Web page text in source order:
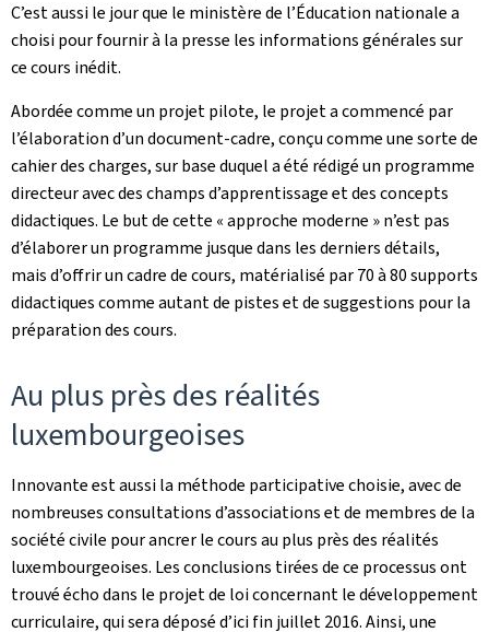
C’est aussi le jour que le ministère de l’Éducation nationale a
choisi pour fournir à la presse les informations générales sur
ce cours inédit.
Abordée comme un projet pilote, le projet a commencé par
l’élaboration d’un document-cadre, conçu comme une sorte de
cahier des charges, sur base duquel a été rédigé un programme
directeur avec des champs d’apprentissage et des concepts
didactiques. Le but de cette « approche moderne » n’est pas
d’élaborer un programme jusque dans les derniers détails,
mais d’offrir un cadre de cours, matérialisé par 70 à 80 supports
didactiques comme autant de pistes et de suggestions pour la
préparation des cours.
Au plus près des réalités
luxembourgeoises
Innovante est aussi la méthode participative choisie, avec de
nombreuses consultations d’associations et de membres de la
société civile pour ancrer le cours au plus près des réalités
luxembourgeoises. Les conclusions tirées de ce processus ont
trouvé écho dans le projet de loi concernant le développement
curriculaire, qui sera déposé d’ici fin juillet 2016. Ainsi, une